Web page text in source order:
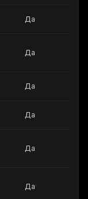
Да
Да
Да
Да
Да
Да